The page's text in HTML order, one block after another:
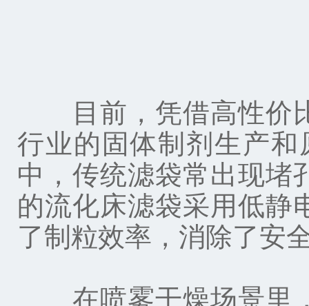
目前，凭借高性价比
行业的固体制剂生产
中，传统滤袋常出现堵
的流化床滤袋采用低静
了制粒效率，消除了安
在喷雾干燥场景里，